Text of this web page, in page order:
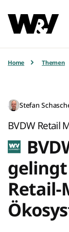
Home Themen
Stefan
BVDW Retail
Retail-